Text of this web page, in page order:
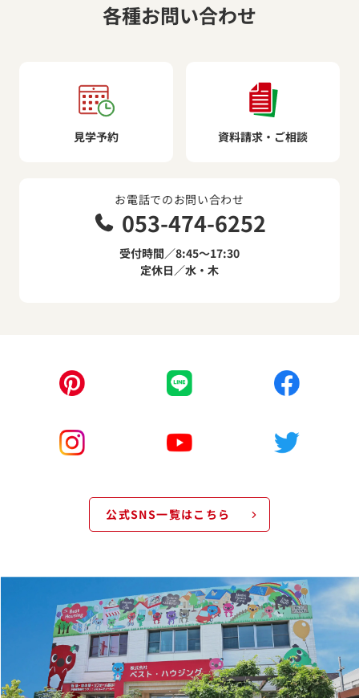
各種お問い合わせ
見学予約 資料請求・ご相談
お電話でのお問い合わせ
053-474-6252
受付時間／8:45～17:30
定休日／水・木
公式SNS一覧はこちら